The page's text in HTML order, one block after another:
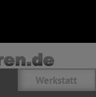
Werkstatt